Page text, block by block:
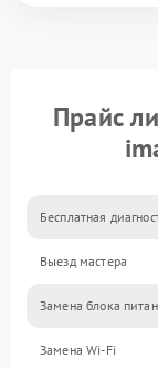
Прайс
Бесплатная
Выезд мастера
Замена блока
Замена Wi-Fi